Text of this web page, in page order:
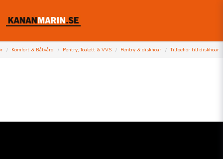
Komfort & Båtvård Pentry, Toalett & VVS Pentry & diskhoar Tillbehör till diskhoar